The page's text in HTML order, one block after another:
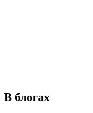
В блогах